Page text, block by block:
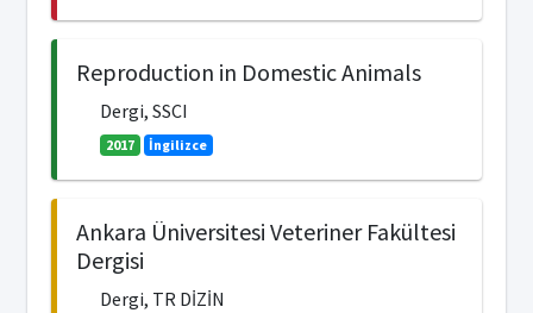
Reproduction in Domestic Animals
Dergi, SSCI
2017 İngilizce
Ankara Üniversitesi Veteriner Fakültesi
Dergisi
Dergi, TR DİZİN